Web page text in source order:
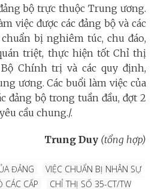
bộ trực thuộc Trung ương.
việc được các đảng bộ và các
bị nghiêm túc, chu đáo,
triệt, thực hiện tốt Chỉ thị
Chính trị và các quy định,
ương. Các buổi làm việc của
đảng bộ trong tuần đầu, đợt 2
cầu chung./.
Trung Duy (tổng hợp)
ĐẢNG
VIỆC CHUẨN BỊ NHÂN SỰ
CẤP
CHỈ THỊ SỐ 35-CT/TW